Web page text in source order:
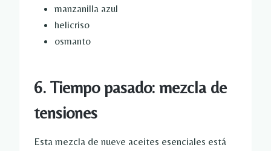
manzanilla azul
helicriso
osmanto
6. Tiempo pasado: mezcla de
tensiones
Esta mezcla de nueve aceites esenciales está